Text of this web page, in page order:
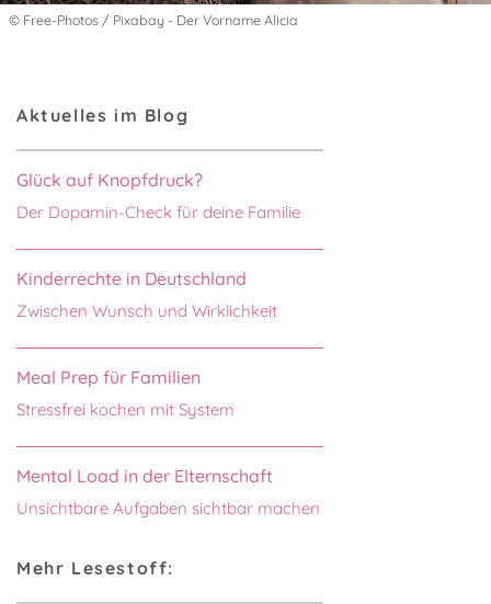
© Free-Photos / Pixabay - Der Vorname Alicia
Aktuelles im Blog
Glück auf Knopfdruck?
Der Dopamin-Check für deine Familie
Kinderrechte in Deutschland
Zwischen Wunsch und Wirklichkeit
Meal Prep für Familien
Stressfrei kochen mit System
Mental Load in der Elternschaft
Unsichtbare Aufgaben sichtbar machen
Mehr Lesestoff: